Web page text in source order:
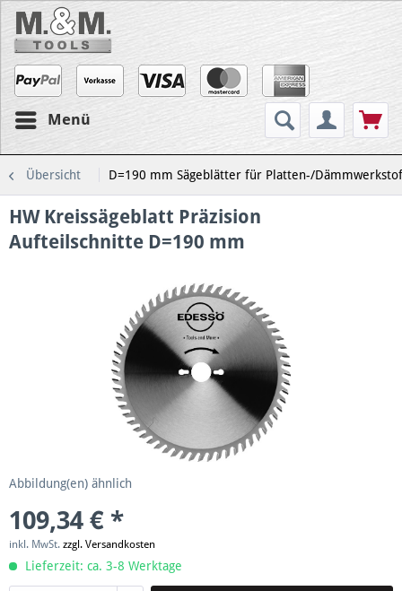
Menü
Übersicht D=190 mm Sägeblätter für Platten-/
HW Kreissägeblatt Präzision
Aufteilschnitte D=190 mm
Abbildung(en) ähnlich
109,34 € *
inkl. MwSt. zzgl. Versandkosten
Lieferzeit: ca. 3-8 Werktage